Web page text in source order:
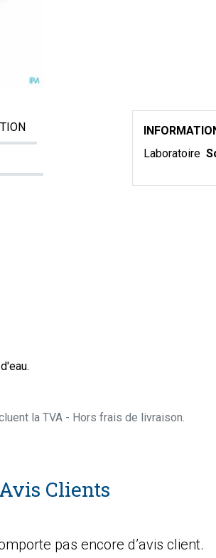
Laboratoire
la TVA - Hors frais de livraison.
Avis Clients
pas encore d’avis client.